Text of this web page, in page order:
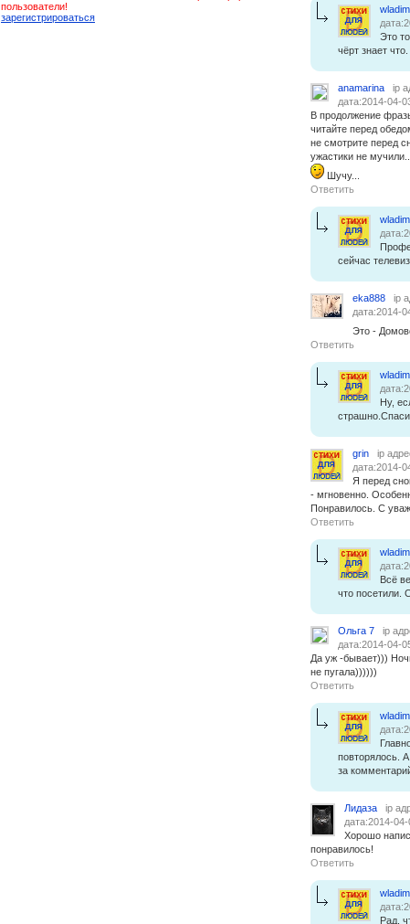
пользователи!
зарегистрироваться
Это
чёрт знает
anamarina
ip
дата:2014-04-
В продолжение
читайте перед
не смотрите перед
ужастики не мучили...
Шучу...
Ответить
сейчас
eka888
ip
дата:2014-
Это -
Ответить
Ну,
grin
ip
дата:2014-
Я перед
- мгновенно.
Понравилось. С
Ответить
Всё
что посетили.
Ольга 7
ip
дата:2014-04-
Да уж -бывает)))
не пугала))))))
Ответить
повторялось.
за
Лидаза
ip
дата:2014-
Хорошо
понравилось!
Ответить
Рад.